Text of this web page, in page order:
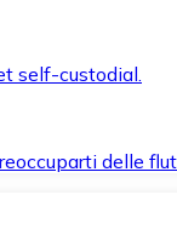
self-custodial.
delle